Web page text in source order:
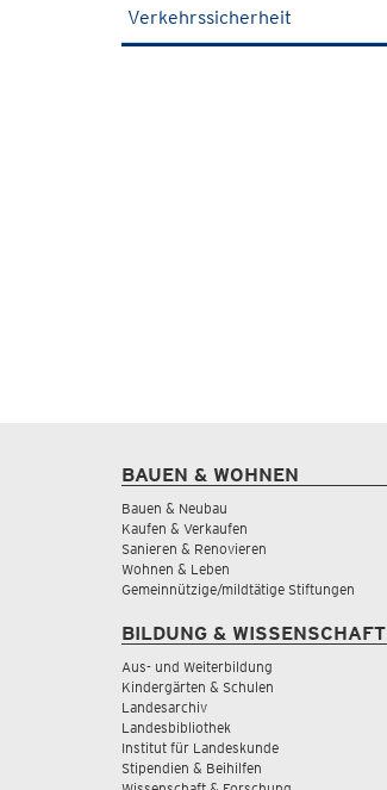
Verkehrssicherheit
BAUEN & WOHNEN
Bauen & Neubau
Kaufen & Verkaufen
Sanieren & Renovieren
Wohnen & Leben
Gemeinnützige/mildtätige Stiftungen
BILDUNG & WISSENSCHAFT
Aus- und Weiterbildung
Kindergärten & Schulen
Landesarchiv
Landesbibliothek
Institut für Landeskunde
Stipendien & Beihilfen